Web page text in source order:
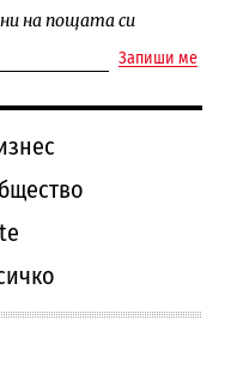
на пощата си
Запиши ме